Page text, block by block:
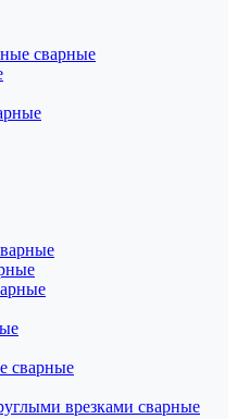
сварные
сварные
врезками сварные